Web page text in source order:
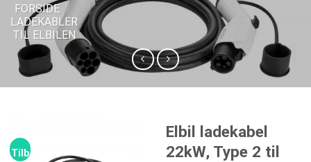
FORSIDE /
LADEKABLER
TIL ELBILEN
Tilbud!
Elbil ladekabel
22kW, Type 2 til